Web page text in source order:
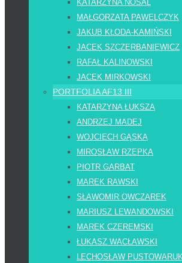
KATARZYNA NOSAL
MAŁGORZATA PAWELCZYK
JAKUB KŁODA-KAMIŃSKI
JACEK SZCZERBANIEWICZ
RAFAŁ KALINOWSKI
JACEK MIRKOWSKI
PORTFOLIA AF13 III
KATARZYNA ŁUKSZA
ANDRZEJ MADEJ
WOJCIECH GĄSKA
MIROSŁAW RZEPKA
PIOTR GARBAT
MAREK RAWSKI
SŁAWOMIR OWCZAREK
MARIUSZ LEWANDOWSKI
MAREK CZEREMSKI
ŁUKASZ WACŁAWSKI
LECHOSŁAW